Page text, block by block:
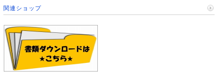
関連ショップ